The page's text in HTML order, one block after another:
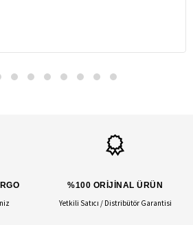
%100 ORİJİNAL ÜRÜN
Yetkili Satıcı / Distribütör Garantisi